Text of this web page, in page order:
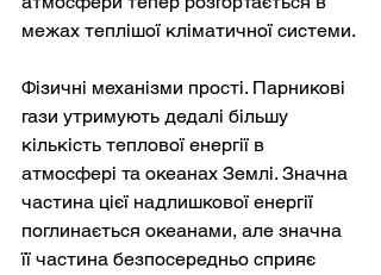
межах теплішої кліматичної системи.
Фізичні механізми прості. Парникові
гази утримують дедалі більшу
кількість теплової енергії в
атмосфері та океанах Землі. Значна
частина цієї надлишкової енергії
поглинається океанами, але значна
її частина безпосередньо сприяє